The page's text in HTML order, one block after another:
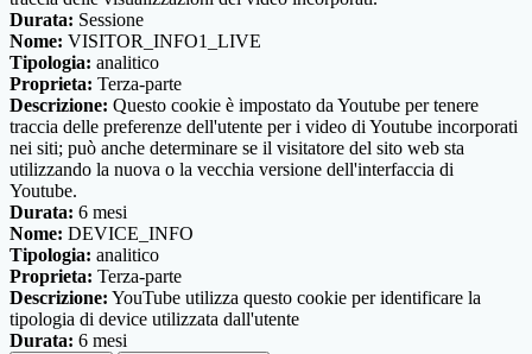
Durata: Sessione
Nome: VISITOR_INFO1_LIVE
Tipologia: analitico
Proprieta: Terza-parte
Descrizione: Questo cookie è impostato da Youtube per tenere
traccia delle preferenze dell'utente per i video di Youtube incorporati
nei siti; può anche determinare se il visitatore del sito web sta
utilizzando la nuova o la vecchia versione dell'interfaccia di
Youtube.
Durata: 6 mesi
Nome: DEVICE_INFO
Tipologia: analitico
Proprieta: Terza-parte
Descrizione: YouTube utilizza questo cookie per identificare la
tipologia di device utilizzata dall'utente
Durata: 6 mesi